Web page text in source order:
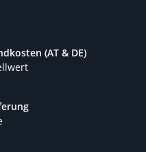
(AT & DE)